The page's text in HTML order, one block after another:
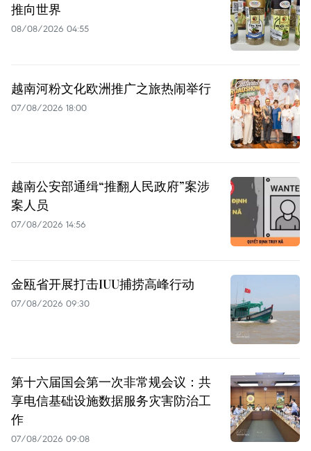
推向世界
08/08/2026 04:55
越南河粉文化欧洲推广之旅热闹举行
07/08/2026 18:00
越南公安部通缉“推翻人民政府”案涉
案人员
07/08/2026 14:56
金瓯省开展打击IUU捕捞高峰行动
07/08/2026 09:30
第十六届国会第一次非常规会议：共
享电信基础设施数据服务灾害防治工
作
07/08/2026 09:08